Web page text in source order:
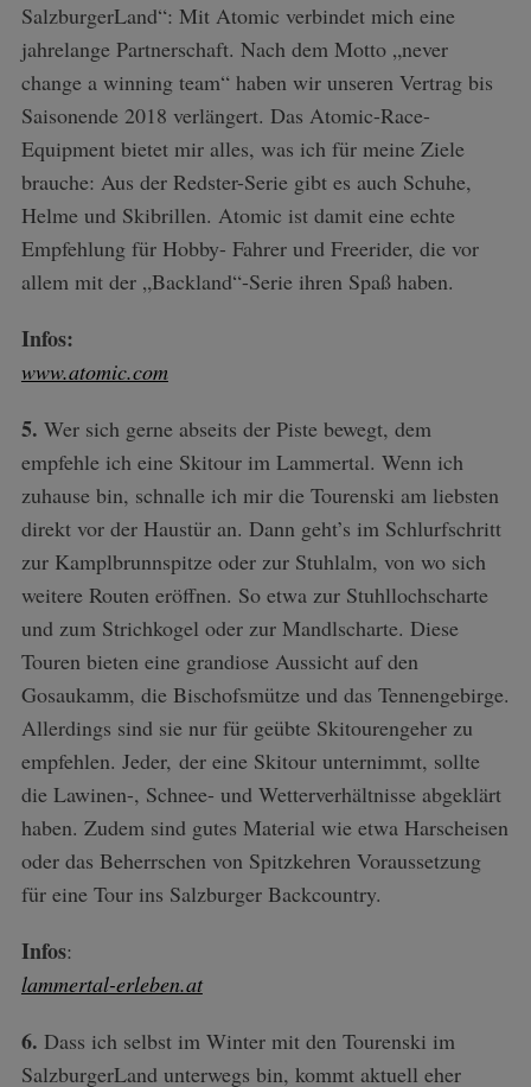
SalzburgerLand“: Mit Atomic verbindet mich eine
jahrelange Partnerschaft. Nach dem Motto „never
change a winning team“ haben wir unseren Vertrag bis
Saisonende 2018 verlängert. Das Atomic-Race-
Equipment bietet mir alles, was ich für meine Ziele
brauche: Aus der Redster-Serie gibt es auch Schuhe,
Helme und Skibrillen. Atomic ist damit eine echte
Empfehlung für Hobby- Fahrer und Freerider, die vor
allem mit der „Backland“-Serie ihren Spaß haben.
Infos:
www.atomic.com
5. Wer sich gerne abseits der Piste bewegt, dem
empfehle ich eine Skitour im Lammertal. Wenn ich
zuhause bin, schnalle ich mir die Tourenski am liebsten
direkt vor der Haustür an. Dann geht’s im Schlurfschritt
zur Kamplbrunnspitze oder zur Stuhlalm, von wo sich
weitere Routen eröffnen. So etwa zur Stuhllochscharte
und zum Strichkogel oder zur Mandlscharte. Diese
Touren bieten eine grandiose Aussicht auf den
Gosaukamm, die Bischofsmütze und das Tennengebirge.
Allerdings sind sie nur für geübte Skitourengeher zu
empfehlen. Jeder, der eine Skitour unternimmt, sollte
die Lawinen-, Schnee- und Wetterverhältnisse abgeklärt
haben. Zudem sind gutes Material wie etwa Harscheisen
oder das Beherrschen von Spitzkehren Voraussetzung
für eine Tour ins Salzburger Backcountry.
Infos:
lammertal-erleben.at
6. Dass ich selbst im Winter mit den Tourenski im
SalzburgerLand unterwegs bin, kommt aktuell eher